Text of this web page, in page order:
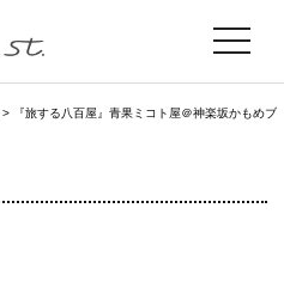
>
『旅する八百屋』青果ミコト屋＠神楽坂かもめブ
toggle